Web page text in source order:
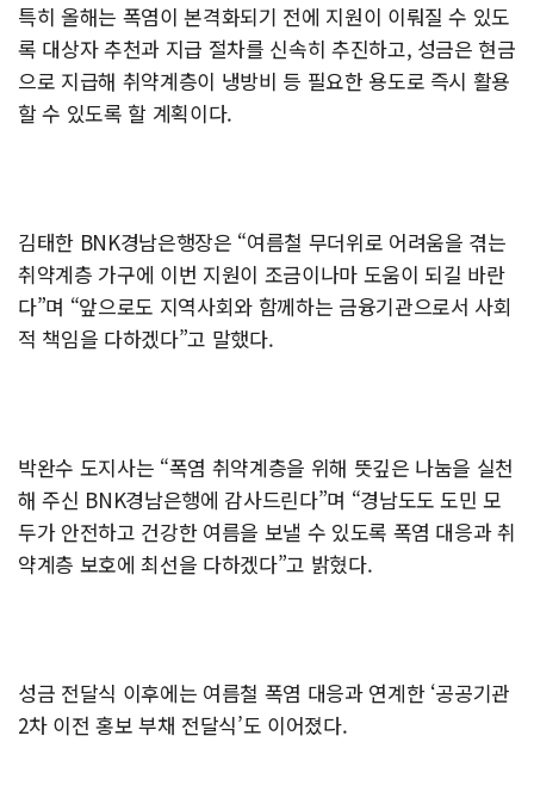
특히 올해는 폭염이 본격화되기 전에 지원이 이뤄질 수 있도
록 대상자 추천과 지급 절차를 신속히 추진하고, 성금은 현금
으로 지급해 취약계층이 냉방비 등 필요한 용도로 즉시 활용
할 수 있도록 할 계획이다.
김태한 BNK경남은행장은 “여름철 무더위로 어려움을 겪는
취약계층 가구에 이번 지원이 조금이나마 도움이 되길 바란
다”며 “앞으로도 지역사회와 함께하는 금융기관으로서 사회
적 책임을 다하겠다”고 말했다.
박완수 도지사는 “폭염 취약계층을 위해 뜻깊은 나눔을 실천
해 주신 BNK경남은행에 감사드린다”며 “경남도도 도민 모
두가 안전하고 건강한 여름을 보낼 수 있도록 폭염 대응과 취
약계층 보호에 최선을 다하겠다”고 밝혔다.
성금 전달식 이후에는 여름철 폭염 대응과 연계한 ‘공공기관
2차 이전 홍보 부채 전달식’도 이어졌다.